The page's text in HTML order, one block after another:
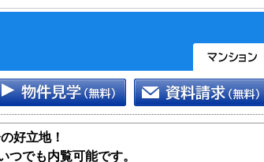
好立地！
つでも内覧可能です。